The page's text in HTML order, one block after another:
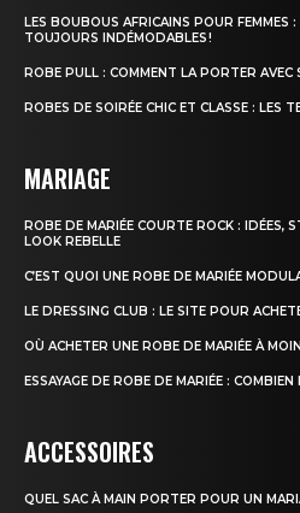
LES BOUBOUS AFRICAINS POUR FEMMES
TOUJOURS INDÉMODABLES !
ROBE PULL : COMMENT LA PORTER AVEC
ROBES DE SOIRÉE CHIC ET CLASSE : LES
MARIAGE
ROBE DE MARIÉE COURTE ROCK : IDÉES,
LOOK REBELLE
C’EST QUOI UNE ROBE DE MARIÉE
LE DRESSING CLUB : LE SITE POUR
OÙ ACHETER UNE ROBE DE MARIÉE À
ESSAYAGE DE ROBE DE MARIÉE : COMBIEN
ACCESSOIRES
QUEL SAC À MAIN PORTER POUR UN